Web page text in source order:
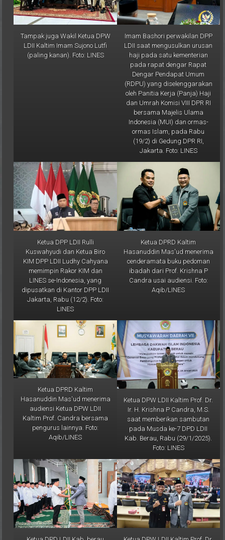
Tampak juga Wakil Ketua DPW
LDII Kaltim Imam Sujono Lutfi
(paling kanan). Foto: LINES
Imam Bashori perwakilan DPP
LDII saat mengusulkan urusan
haji pada satu kementerian
pada rapat dengar Rapat
Dengar Pendapat Umum
(RDPU) yang diselenggarakan
oleh Panitia Kerja (Panja) Haji
dan Umrah Komisi VIII DPR RI
bersama Majelis Ulama
Indonesia (MUI) dan ormas-
ormas Islam, pada Rabu
(19/2) di Gedung DPR RI,
Jakarta. Foto: LINES
Ketua DPP LDII Rulli
Kuswahyudi dan Ketua Biro
KIM DPP LDII Ludhy Cahyana
memimpin Rakor KIM dan
LINES se-Indonesia, yang
dipusatkan di Kantor DPP LDII
Jakarta, Rabu (12/2). Foto:
LINES
Ketua DPRD Kaltim
Hasanuddin Mas'ud menerima
cenderamata buku pedoman
ibadah dari Prof. Krishna P
Candra usai audiensi. Foto:
Aqib/LINES
Ketua DPRD Kaltim
Hasanuddin Mas'ud menerima
audiensi Ketua DPW LDII
Kaltim Prof. Candra bersama
pengurus lainnya. Foto:
Aqib/LINES
Ketua DPW LDII Kaltim Prof. Dr.
Ir. H. Krishna P Candra, M.S.
saat memberikan sambutan
pada Musda ke-7 DPD LDII
Kab. Berau, Rabu (29/1/2025).
Foto: LINES
Ketua DPD LDII Kab. berau
terpilih Akhmad Yudiansyah
Ketua DPW LDII Kaltim Prof. Dr.
Ir. H. Krishna P Candra (kanan)